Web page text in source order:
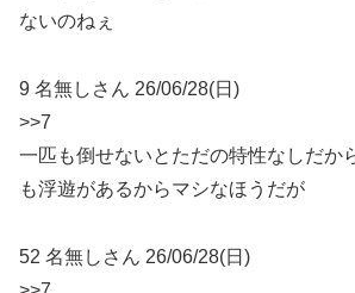
ないのねぇ
9 名無しさん 26/06/28(日)
>>7
一匹も倒せないとただの特性なしだか
も浮遊があるからマシなほうだが
52 名無しさん 26/06/28(日)